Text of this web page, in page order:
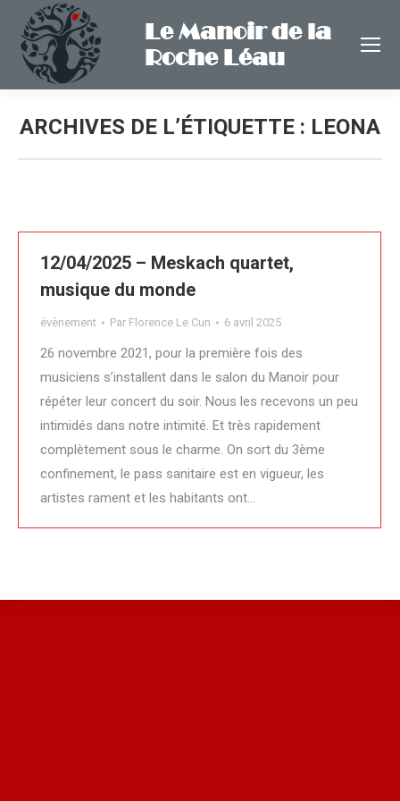
Le Manoir de la
Roche Léau
ARCHIVES DE L’ÉTIQUETTE : LEONA
12/04/2025 – Meskach quartet,
musique du monde
évènement Par Florence Le Cun 6 avril 2025
26 novembre 2021, pour la première fois des
musiciens s’installent dans le salon du Manoir pour
répéter leur concert du soir. Nous les recevons un peu
intimidés dans notre intimité. Et très rapidement
complètement sous le charme. On sort du 3ème
confinement, le pass sanitaire est en vigueur, les
artistes rament et les habitants ont…